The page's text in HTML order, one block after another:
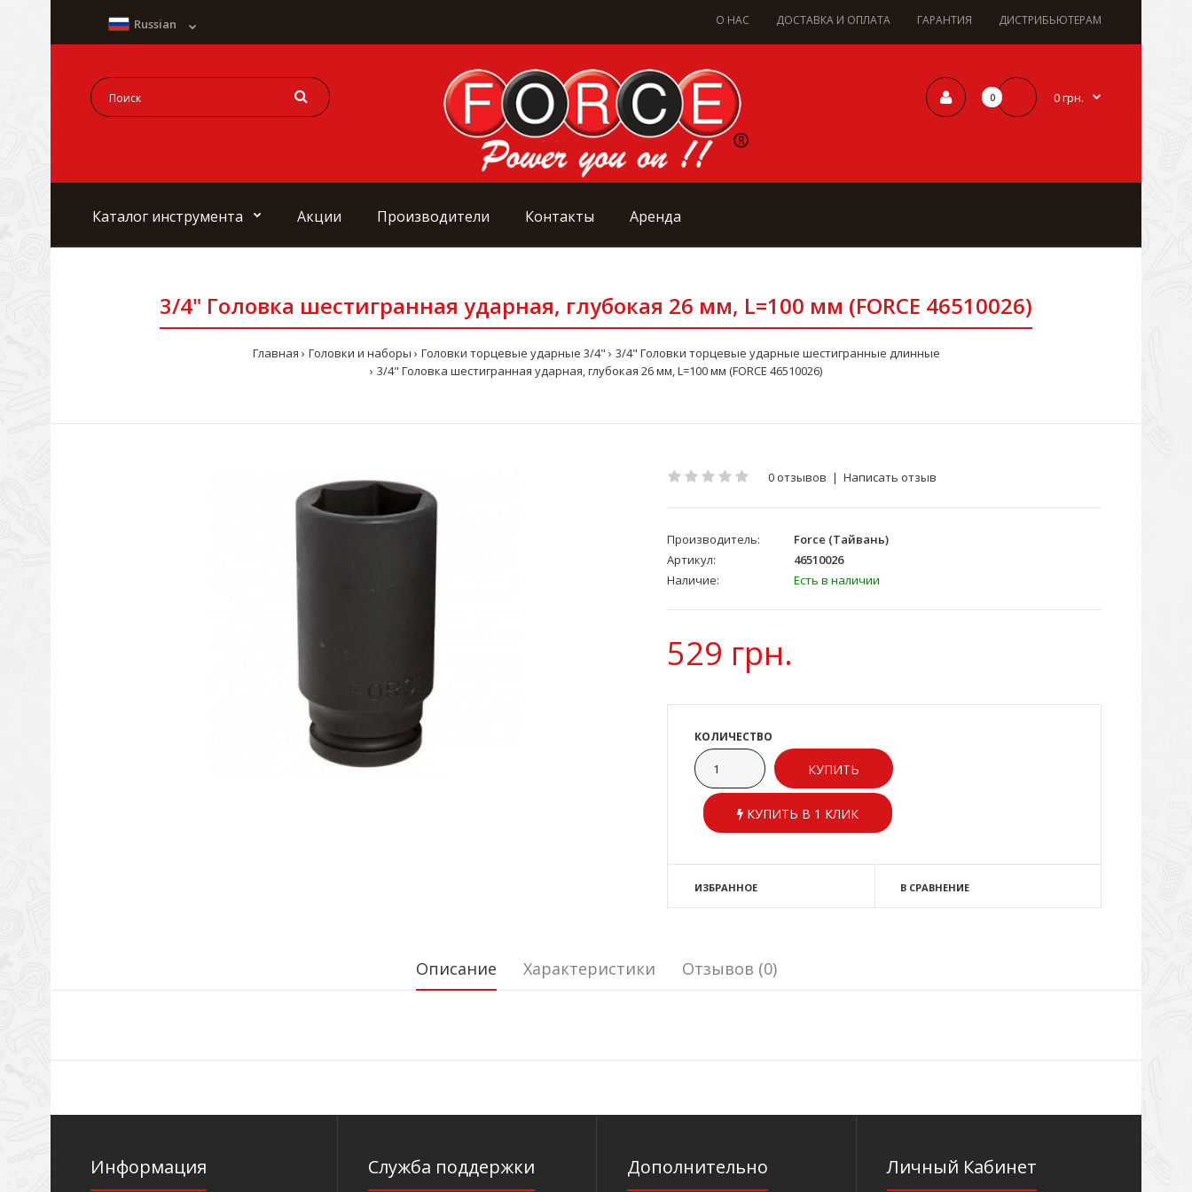
О НАС ДОСТАВКА И ОПЛАТА ГАРАНТИЯ ДИСТРИБЬЮТЕРАМ
Russian
0 0 грн.
Каталог инструмента Акции Производители Контакты Аренда
3/4" Головка шестигранная ударная, глубокая 26 мм, L=100 мм (FORCE 46510026)
Главная Головки и наборы Головки торцевые ударные 3/4"
3/4" Головки торцевые ударные шестигранные длинные
3/4" Головка шестигранная ударная, глубокая 26 мм, L=100 мм (FORCE 46510026)
0 отзывов | Написать отзыв
Производитель:
Force (Тайвань)
Артикул:
46510026
Наличие:
Есть в наличии
529 грн.
КОЛИЧЕСТВО
КУПИТЬ В 1 КЛИК
ИЗБРАННОЕ В СРАВНЕНИЕ
Описание Характеристики Отзывов (0)
Информация Служба поддержки Дополнительно Личный Кабинет